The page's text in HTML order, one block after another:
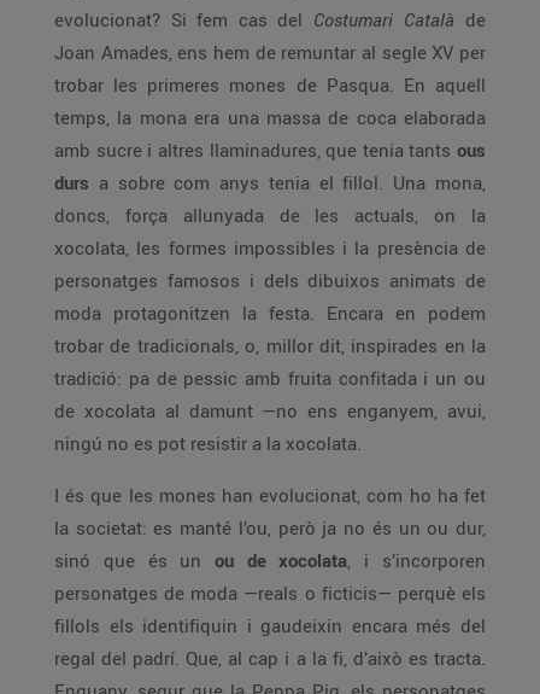
evolucionat? Si fem cas del Costumari Català de
Joan Amades, ens hem de remuntar al segle XV per
trobar les primeres mones de Pasqua. En aquell
temps, la mona era una massa de coca elaborada
amb sucre i altres llaminadures, que tenia tants ous
durs a sobre com anys tenia el fillol. Una mona,
doncs, força allunyada de les actuals, on la
xocolata, les formes impossibles i la presència de
personatges famosos i dels dibuixos animats de
moda protagonitzen la festa. Encara en podem
trobar de tradicionals, o, millor dit, inspirades en la
tradició: pa de pessic amb fruita confitada i un ou
de xocolata al damunt —no ens enganyem, avui,
ningú no es pot resistir a la xocolata.
I és que les mones han evolucionat, com ho ha fet
la societat: es manté l’ou, però ja no és un ou dur,
sinó que és un ou de xocolata, i s’incorporen
personatges de moda —reals o ficticis— perquè els
fillols els identifiquin i gaudeixin encara més del
regal del padrí. Que, al cap i a la fi, d’això es tracta.